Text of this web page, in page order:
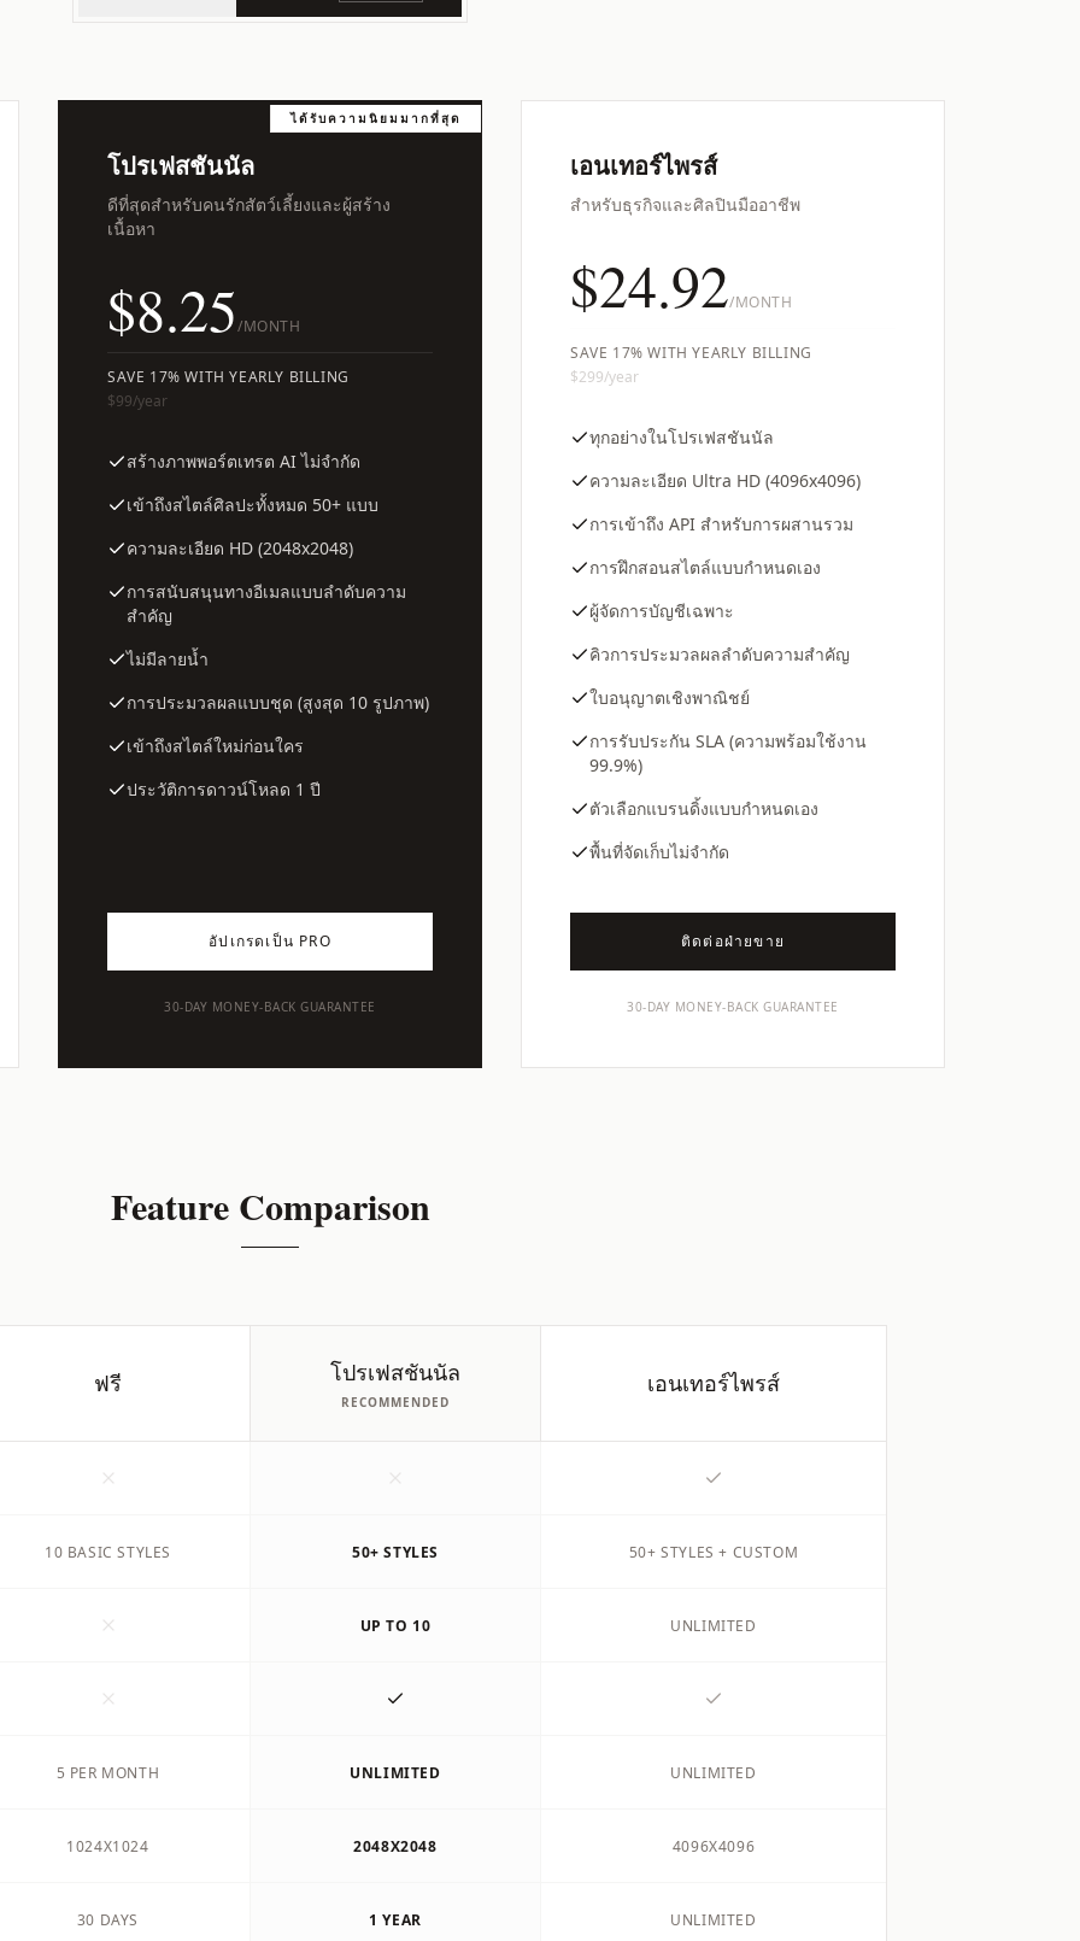
ได้รับความนิยมมากที่สุด
โปรเฟสชันนัล
ดีที่สุดสำหรับคนรักสัตว์เลี้ยงและผู้สร้าง
เนื้อหา
$8.25/MONTH
SAVE 17% WITH YEARLY BILLING
$99/year
สร้างภาพพอร์ตเทรต AI ไม่จำกัด
เข้าถึงสไตล์ศิลปะทั้งหมด 50+ แบบ
ความละเอียด HD (2048x2048)
การสนับสนุนทางอีเมลแบบลำดับความ
สำคัญ
ไม่มีลายน้ำ
การประมวลผลแบบชุด (สูงสุด 10 รูปภาพ)
เข้าถึงสไตล์ใหม่ก่อนใคร
ประวัติการดาวน์โหลด 1 ปี
อัปเกรดเป็น PRO
30-DAY MONEY-BACK GUARANTEE
เอนเทอร์ไพรส์
สำหรับธุรกิจและศิลปินมืออาชีพ
$24.92/MONTH
SAVE 17% WITH YEARLY BILLING
$299/year
ทุกอย่างในโปรเฟสชันนัล
ความละเอียด Ultra HD (4096x4096)
การเข้าถึง API สำหรับการผสานรวม
การฝึกสอนสไตล์แบบกำหนดเอง
ผู้จัดการบัญชีเฉพาะ
คิวการประมวลผลลำดับความสำคัญ
ใบอนุญาตเชิงพาณิชย์
การรับประกัน SLA (ความพร้อมใช้งาน
99.9%)
ตัวเลือกแบรนดิ้งแบบกำหนดเอง
พื้นที่จัดเก็บไม่จำกัด
ติดต่อฝ่ายขาย
30-DAY MONEY-BACK GUARANTEE
Feature Comparison
ฟรี โปรเฟสชันนัล
RECOMMENDED
เอนเทอร์ไพรส์
10 BASIC STYLES 50+ STYLES 50+ STYLES + CUSTOM
UP TO 10 UNLIMITED
5 PER MONTH UNLIMITED UNLIMITED
1024X1024 2048X2048 4096X4096
30 DAYS 1 YEAR UNLIMITED